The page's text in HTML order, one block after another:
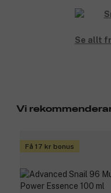
Se allt
Vi
Få 17 kr bonus